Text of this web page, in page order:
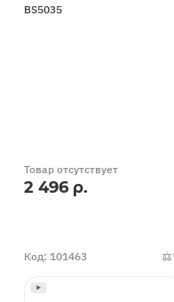
BS5035
Товар отсутствует
2 496 р.
Код: 101463